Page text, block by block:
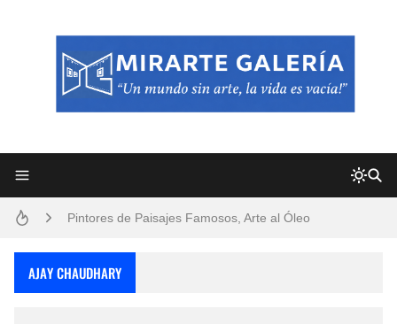
Pintores de Paisajes Famosos, Arte al Óleo
AJAY CHAUDHARY